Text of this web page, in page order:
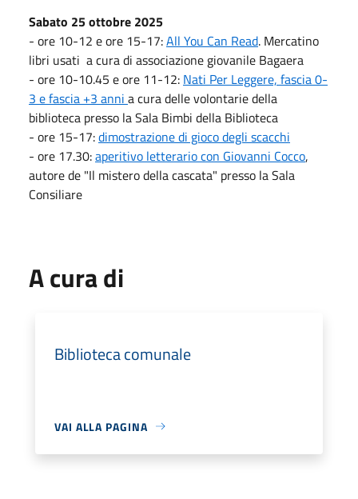
Sabato 25 ottobre 2025
- ore 10-12 e ore 15-17:All You Can Read. Mercatino
libri usati a cura di associazione giovanile Bagaera
- ore 10-10.45 e ore 11-12: Nati Per Leggere, fascia 0-
3 e fascia +3 anni a cura delle volontarie della
biblioteca presso la Sala Bimbi della Biblioteca
- ore 15-17:dimostrazione di gioco degli scacchi
- ore 17.30:aperitivo letterario con Giovanni Cocco,
autore de "Il mistero della cascata" presso la Sala
Consiliare
A cura di
Biblioteca comunale
VAI ALLA PAGINA